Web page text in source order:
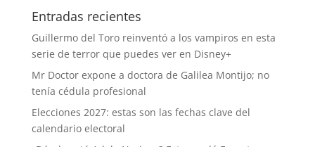
Entradas recientes
Guillermo del Toro reinventó a los vampiros en esta
serie de terror que puedes ver en Disney+
Mr Doctor expone a doctora de Galilea Montijo; no
tenía cédula profesional
Elecciones 2027: estas son las fechas clave del
calendario electoral